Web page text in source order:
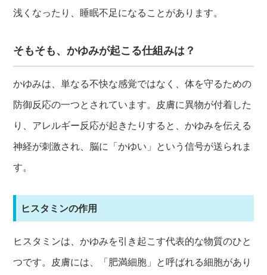
浅くなったり、睡眠不足になることがあります。
そもそも、かゆみが起こる仕組みは？
かゆみは、単なる不快な感覚ではなく、体を守るための
防御反応の一つとされています。皮膚に異物が付着した
り、アレルギー反応が起きたりすると、かゆみを伝える
神経が刺激され、脳に「かゆい」という信号が送られま
す。
ヒスタミンの作用
ヒスタミンは、かゆみを引き起こす代表的な物質のひと
つです。皮膚には、「肥満細胞」と呼ばれる細胞があり